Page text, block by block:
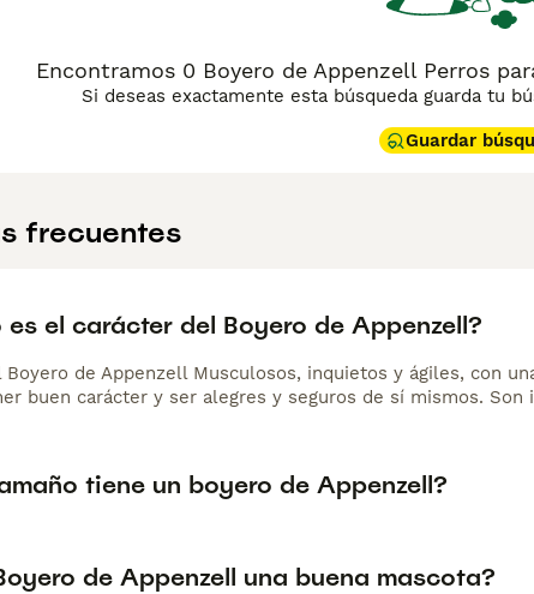
Encontramos 0 Boyero de Appenzell Perros
Si deseas exactamente esta búsqueda guarda tu
Guardar
frecuentes
es el carácter del Boyero de Appenzell?
Boyero de Appenzell Musculosos, inquietos y ágiles, con
buen carácter y ser alegres y seguros de sí mismos.
tiene un boyero de Appenzell?
de Appenzell una buena mascota?